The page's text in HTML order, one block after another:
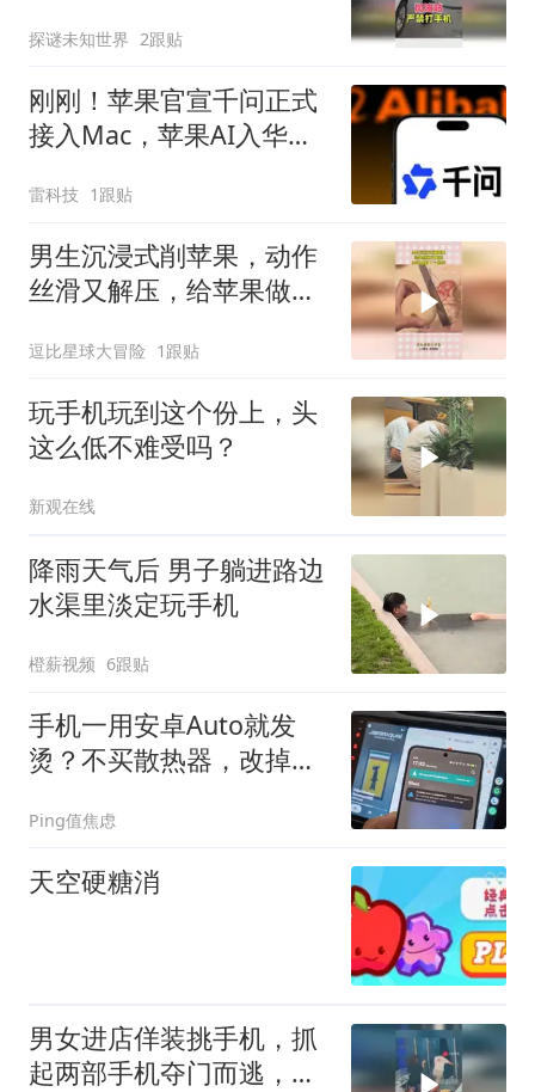
探谜未知世界 2跟贴
刚刚！苹果官宣千问正式
接入Mac，苹果AI入华迈
雷科技 1跟贴
男生沉浸式削苹果，动作
丝滑又解压，给苹果做了
逗比星球大冒险 1跟贴
玩手机玩到这个份上，头
这么低不难受吗？
新观在线
降雨天气后 男子躺进路边
水渠里淡定玩手机
橙薪视频 6跟贴
手机一用安卓Auto就发
烫？不买散热器，改掉这
Ping值焦虑
天空硬糖消
男女进店佯装挑手机，抓
起两部手机夺门而逃，店